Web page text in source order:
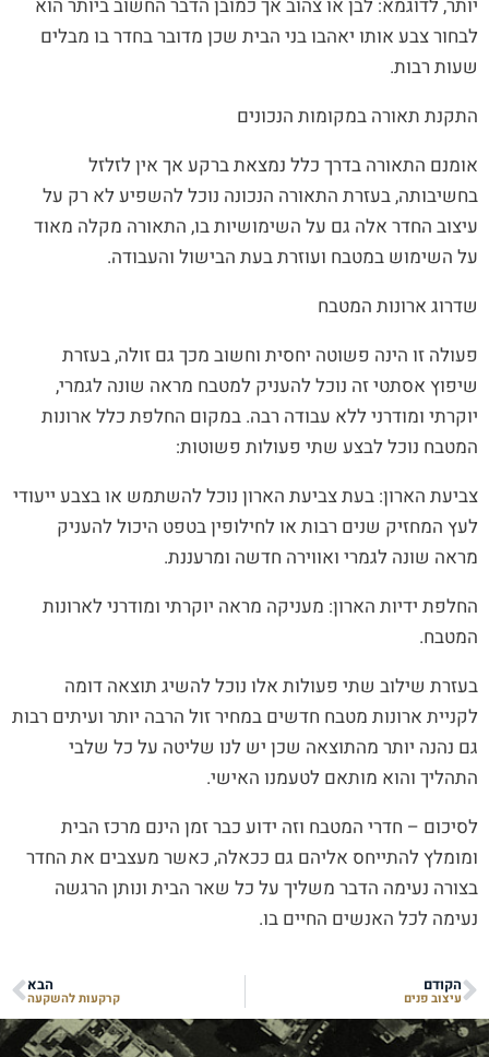
יותר, לדוגמא: לבן או צהוב אך כמובן הדבר החשוב ביותר הוא
לבחור צבע אותו יאהבו בני הבית שכן מדובר בחדר בו מבלים
שעות רבות.
התקנת תאורה במקומות הנכונים
אומנם התאורה בדרך כלל נמצאת ברקע אך אין לזלזל
בחשיבותה, בעזרת התאורה הנכונה נוכל להשפיע לא רק על
עיצוב החדר אלה גם על השימושיות בו, התאורה מקלה מאוד
על השימוש במטבח ועוזרת בעת הבישול והעבודה.
שדרוג ארונות המטבח
פעולה זו הינה פשוטה יחסית וחשוב מכך גם זולה, בעזרת
שיפוץ אסתטי זה נוכל להעניק למטבח מראה שונה לגמרי,
יוקרתי ומודרני ללא עבודה רבה. במקום החלפת כלל ארונות
המטבח נוכל לבצע שתי פעולות פשוטות:
צביעת הארון: בעת צביעת הארון נוכל להשתמש או בצבע ייעודי
לעץ המחזיק שנים רבות או לחילופין בטפט היכול להעניק
מראה שונה לגמרי ואווירה חדשה ומרעננת.
החלפת ידיות הארון: מעניקה מראה יוקרתי ומודרני לארונות
המטבח.
בעזרת שילוב שתי פעולות אלו נוכל להשיג תוצאה דומה
לקניית ארונות מטבח חדשים במחיר זול הרבה יותר ועיתים רבות
גם נהנה יותר מהתוצאה שכן יש לנו שליטה על כל שלבי
התהליך והוא מותאם לטעמנו האישי.
לסיכום – חדרי המטבח וזה ידוע כבר זמן הינם מרכז הבית
ומומלץ להתייחס אליהם גם ככאלה, כאשר מעצבים את החדר
בצורה נעימה הדבר משליך על כל שאר הבית ונותן הרגשה
נעימה לכל האנשים החיים בו.
הקודם
עיצוב פנים
הבא
קרקעות להשקעה